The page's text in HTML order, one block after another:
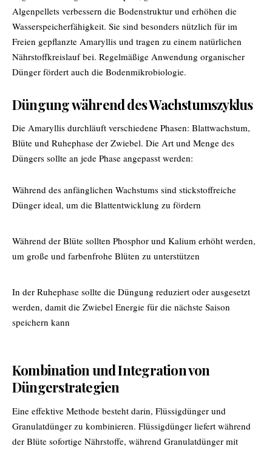
Algenpellets verbessern die Bodenstruktur und erhöhen die
Wasserspeicherfähigkeit. Sie sind besonders nützlich für im
Freien gepflanzte Amaryllis und tragen zu einem natürlichen
Nährstoffkreislauf bei. Regelmäßige Anwendung organischer
Dünger fördert auch die Bodenmikrobiologie.
Düngung während des Wachstumszyklus
Die Amaryllis durchläuft verschiedene Phasen: Blattwachstum,
Blüte und Ruhephase der Zwiebel. Die Art und Menge des
Düngers sollte an jede Phase angepasst werden:
Während des anfänglichen Wachstums sind stickstoffreiche
Dünger ideal, um die Blattentwicklung zu fördern
Während der Blüte sollten Phosphor und Kalium erhöht werden,
um große und farbenfrohe Blüten zu unterstützen
In der Ruhephase sollte die Düngung reduziert oder ausgesetzt
werden, damit die Zwiebel Energie für die nächste Saison
speichern kann
Kombination und Integration von
Düngerstrategien
Eine effektive Methode besteht darin, Flüssigdünger und
Granulatdünger zu kombinieren. Flüssigdünger liefert während
der Blüte sofortige Nährstoffe, während Granulatdünger mit